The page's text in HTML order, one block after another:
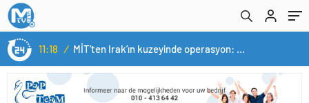
14:05 Yerli otomobil TOGG’un ustaları burada yetişecek